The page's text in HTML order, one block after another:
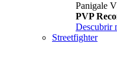
Panigale
PVP
Descubrir
Streetfighter